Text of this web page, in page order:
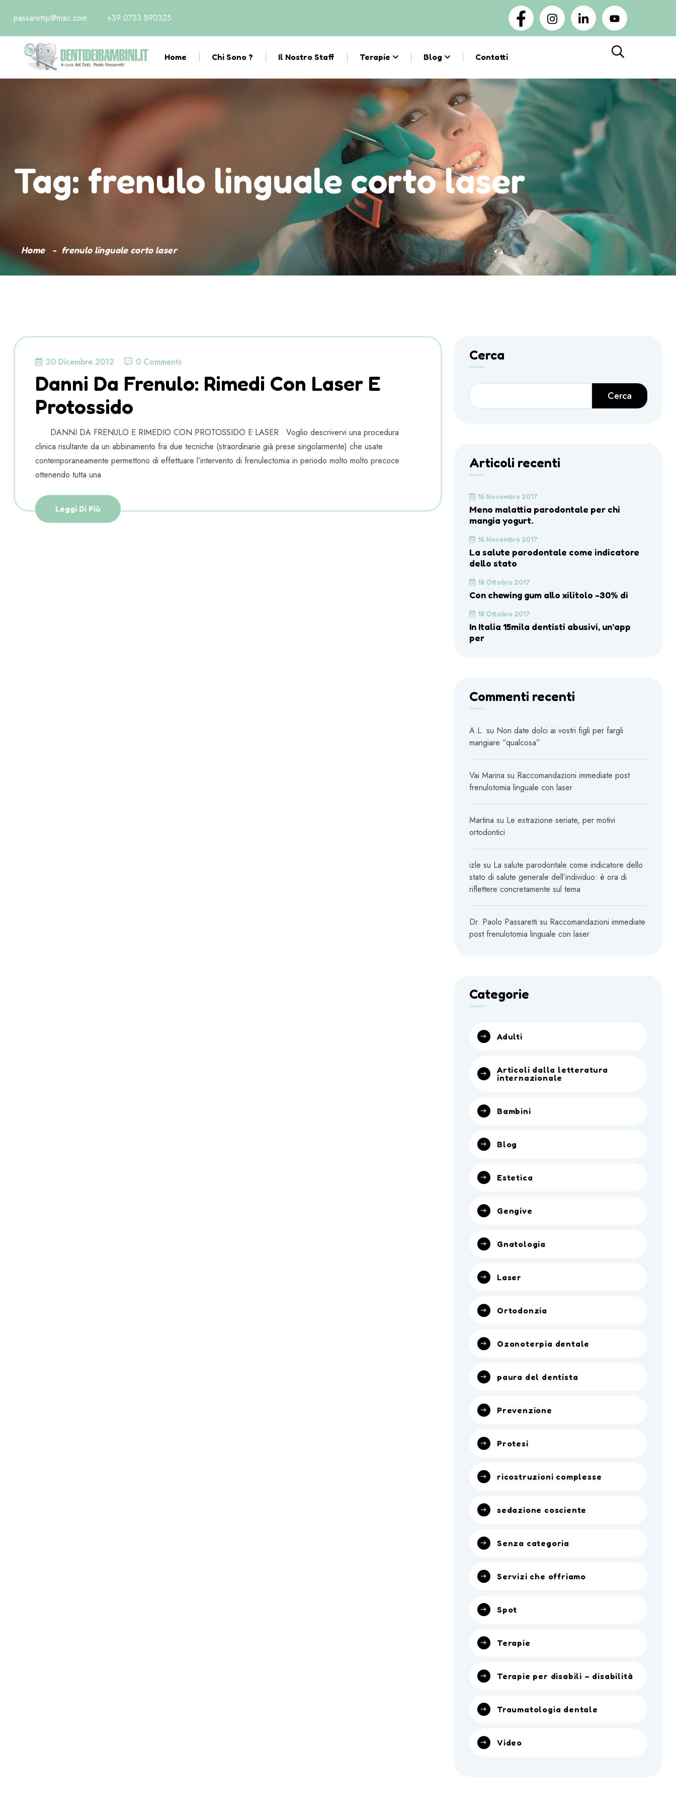
passarettip@mac.com +39 0733 890325
Home Chi Sono ? Il Nostro Staff Terapie Blog Contatti
Tag:frenulo linguale corto laser
Home frenulo linguale corto laser
20 Dicembre 2012 0 Comments
Danni Da Frenulo: Rimedi Con Laser E
Protossido
DANNI DA FRENULO E RIMEDIO CON PROTOSSIDO E LASER Voglio descrivervi una procedura
clinica risultante da un abbinamento fra due tecniche (straordinarie già prese singolarmente) che usate
contemporaneamente permettono di effettuare l’intervento di frenulectomia in periodo molto molto precoce
ottenendo tutta una
Leggi Di Più
Cerca
Cerca
Articoli recenti
16 Novembre 2017
Meno malattia parodontale per chi
mangia yogurt.
16 Novembre 2017
La salute parodontale come indicatore
dello stato
18 Ottobre 2017
Con chewing gum allo xilitolo -30% di
18 Ottobre 2017
In Italia 15mila dentisti abusivi, un’app
per
Commenti recenti
A.L. su Non date dolci ai vostri figli per fargli
mangiare “qualcosa”
Vai Marina su Raccomandazioni immediate post
frenulotomia linguale con laser
Martina su Le estrazione seriate, per motivi
ortodontici
izle su La salute parodontale come indicatore dello
stato di salute generale dell’individuo: è ora di
riflettere concretamente sul tema
Dr. Paolo Passaretti su Raccomandazioni immediate
post frenulotomia linguale con laser
Categorie
Adulti
Articoli dalla letteratura
internazionale
Bambini
Blog
Estetica
Gengive
Gnatologia
Laser
Ortodonzia
Ozonoterpia dentale
paura del dentista
Prevenzione
Protesi
ricostruzioni complesse
sedazione cosciente
Senza categoria
Servizi che offriamo
Spot
Terapie
Terapie per disabili – disabilità
Traumatologia dentale
Video